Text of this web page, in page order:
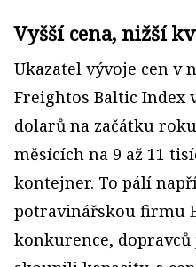
Vyšší cena, nižší
Ukazatel vývoje cen v
Freightos Baltic Index
dolarů na začátku
měsících na 9 až 11
kontejner. To pálí
potravinářskou firmu
konkurence,